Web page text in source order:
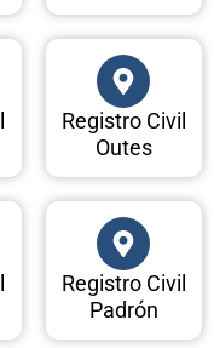
Registro Civil
Outes
Registro Civil
Padrón